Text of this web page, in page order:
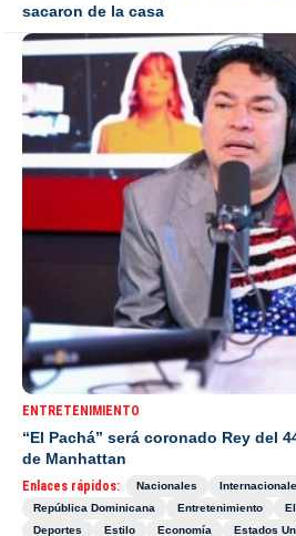
sacaron de la casa
ENTRETENIMIENTO
“El Pachá” será coronado Rey del
de Manhattan
Enlaces rápidos: Nacionales
República Dominicana
Entretenimiento
Deportes
Estilo Economía Estados